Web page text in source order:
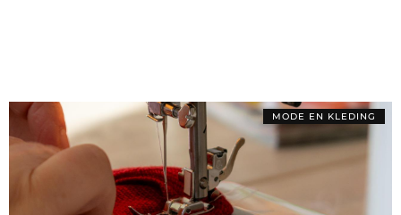
MODE EN KLEDING